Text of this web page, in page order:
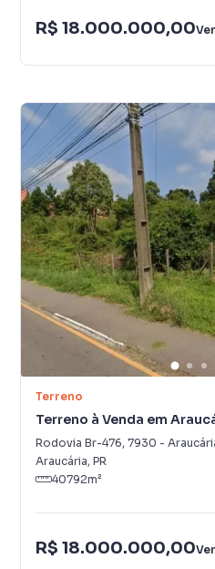
R$ 18.000.000,00
Terreno
Terreno à Venda em
Rodovia Br-476, 7930 -
Araucária, PR
40792m²
R$ 18.000.000,00